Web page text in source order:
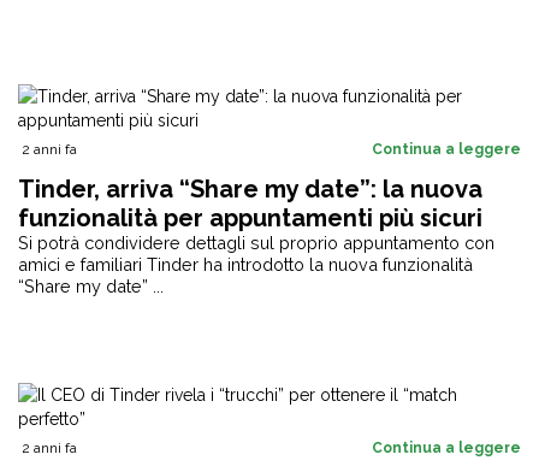
2 anni fa Continua a leggere
Tinder, arriva “Share my date”: la nuova
funzionalità per appuntamenti più sicuri
Si potrà condividere dettagli sul proprio appuntamento con
amici e familiari Tinder ha introdotto la nuova funzionalità
“Share my date” ...
2 anni fa Continua a leggere